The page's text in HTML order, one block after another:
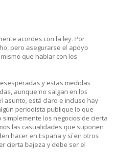
acordes con la ley. Por
pero asegurarse el apoyo
que hablar con los
y estas medidas
aunque no salgan en los
asunto, está claro e incluso hay
periodista publique lo que
los negocios de cierta
las casualidades que suponen
hacer en España y sí en otros
cierta bajeza y debe ser el